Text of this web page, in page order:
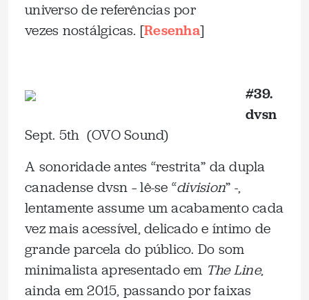
universo de referências por
vezes nostálgicas. [Resenha]
#39.
dvsn
Sept. 5th (OVO Sound)
A sonoridade antes “restrita” da dupla
canadense dvsn – lê-se “division” -,
lentamente assume um acabamento cada
vez mais acessível, delicado e íntimo de
grande parcela do público. Do som
minimalista apresentado em The Line,
ainda em 2015, passando por faixas